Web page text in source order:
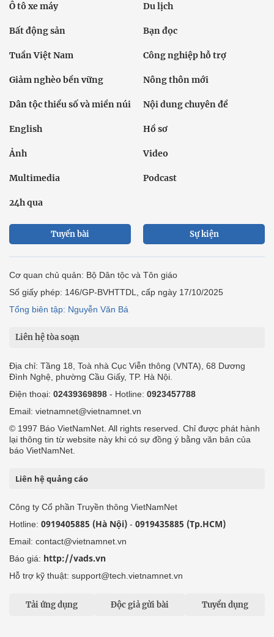
Ô tô xe máy Du lịch
Bất động sản Bạn đọc
Tuần Việt Nam Công nghiệp hỗ trợ
Giảm nghèo bền vững Nông thôn mới
Dân tộc thiểu số và miền núi Nội dung chuyên đề
English Hồ sơ
Ảnh Video
Multimedia Podcast
24h qua
Tuyến bài Sự kiện
Cơ quan chủ quản: Bộ Dân tộc và Tôn giáo
Số giấy phép: 146/GP-BVHTTDL, cấp ngày 17/10/2025
Tổng biên tập: Nguyễn Văn Bá
Liên hệ tòa soạn
Địa chỉ: Tầng 18, Toà nhà Cục Viễn thông (VNTA), 68 Dương
Đình Nghệ, phường Cầu Giấy, TP. Hà Nội.
Điện thoại: 02439369898 - Hotline: 0923457788
Email: vietnamnet@vietnamnet.vn
© 1997 Báo VietNamNet. All rights reserved. Chỉ được phát hành
lại thông tin từ website này khi có sự đồng ý bằng văn bản của
báo VietNamNet.
Liên hệ quảng cáo
Công ty Cổ phần Truyền thông VietNamNet
Hotline: 0919405885 (Hà Nội) - 0919435885 (Tp.HCM)
Email: contact@vietnamnet.vn
Báo giá: http://vads.vn
Hỗ trợ kỹ thuật: support@tech.vietnamnet.vn
Tải ứng dụng Độc giả gửi bài Tuyển dụng